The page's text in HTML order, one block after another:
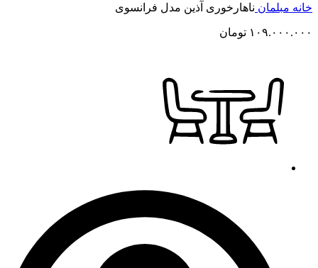
خانه مبلمان ناهارخوری آذین مدل فرانسوی
۱۰۹.۰۰۰.۰۰۰ تومان